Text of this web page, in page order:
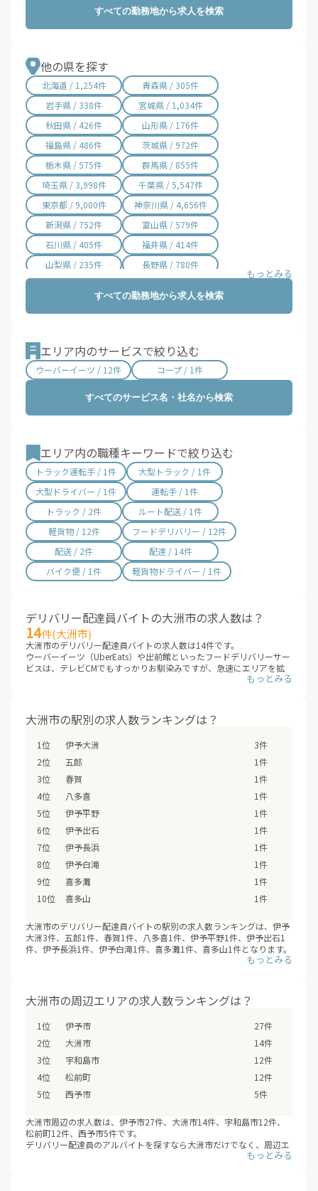
すべての勤務地から求人を検索
他の県を探す
北海道 / 1,254件
青森県 / 305件
岩手県 / 338件
宮城県 / 1,034件
秋田県 / 426件
山形県 / 176件
福島県 / 486件
茨城県 / 972件
栃木県 / 575件
群馬県 / 855件
埼玉県 / 3,998件
千葉県 / 5,547件
東京都 / 9,000件
神奈川県 / 4,656件
新潟県 / 752件
富山県 / 579件
石川県 / 405件
福井県 / 414件
山梨県 / 235件
長野県 / 780件
愛知県 / 3,016件
三重県 / 998件
大阪府 / 3,331件
兵庫県 / 2,487件
奈良県 / 622件
和歌山県 / 321件
岡山県 / 754件
広島県 / 1,483件
高知県 / 389件
福岡県 / 1,699件
佐賀県 / 194件
長崎県 / 394件
熊本県 / 562件
大分県 / 201件
宮崎県 / 315件
鹿児島県 / 490件
沖縄県 / 286件
すべての勤務地から求人を検索
エリア内のサービスで絞り込む
ウーバーイーツ / 12件 コープ / 1件
すべてのサービス名・社名から検索
エリア内の職種キーワードで絞り込む
トラック運転手 / 1件
大型トラック / 1件
大型ドライバー / 1件
運転手 / 1件
トラック / 2件
ルート配送 / 1件
軽貨物 / 12件
フードデリバリー / 12件
配送 / 2件
配達 / 14件
バイク便 / 1件
軽貨物ドライバー / 1件
デリバリー配達員バイトの大洲市の求人数は？
14件(大洲市)
大洲市のデリバリー配達員バイトの求人数は14件です。
ウーバーイーツ（UberEats）や出前館といったフードデリバリーサー
ビスは、テレビCMでもすっかりお馴染みですが、急速にエリアを拡
大しています。これまでサービスが提供されていないエリアも、次々
大洲市のエリアに、新しいデリバリー配達員バイトが追加されていな
いか、ぜひチェックしてみてください。
※2026年08月最新
大洲市の駅別の求人数ランキングは？
伊予大洲
3件
五郎
1件
春賀
1件
八多喜
1件
伊予平野
1件
伊予出石
1件
伊予長浜
1件
伊予白滝
1件
喜多灘
1件
喜多山
1件
大洲市のデリバリー配達員バイトの駅別の求人数ランキングは、伊予
大洲3件、五郎1件、春賀1件、八多喜1件、伊予平野1件、伊予出石1
件、伊予長浜1件、伊予白滝1件、喜多灘1件、喜多山1件となります。
そのほかデリバリー 配達員バイトの求人 - 大洲市のデリバリー配達員
フードデリバリーサービスの配達員登録は、サービスが開始するより
も先に、始まっていることも多いため、興味のあるエリアの配達員募
大洲市の周辺エリアの求人数ランキングは？
伊予市
27件
大洲市
14件
宇和島市
12件
松前町
12件
西予市
5件
大洲市周辺の求人数は、伊予市27件、大洲市14件、宇和島市12件、
松前町12件、西予市5件です。
デリバリー配達員のアルバイトを探すなら大洲市だけでなく、周辺エ
リアの伊予市・宇和島市・松前町・西予市などもあわせて検討の上、